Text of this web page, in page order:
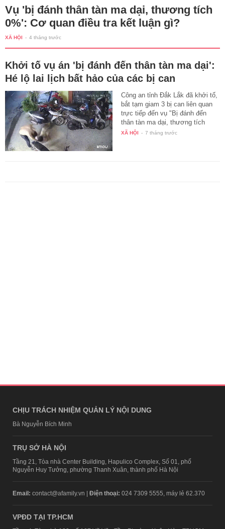
Vụ 'bị đánh thân tàn ma dại, thương tích
0%': Cơ quan điều tra kết luận gì?
XÃ HỘI - 4 tháng trước
Khởi tố vụ án 'bị đánh đến thân tàn ma dại':
Hé lộ lai lịch bất hảo của các bị can
Công an tỉnh Đắk Lắk đã khởi tố,
bắt tạm giam 3 bị can liên quan
trực tiếp đến vụ "Bị đánh đến
thân tàn ma dại, thương tích
0%"…
XÃ HỘI - 7 tháng trước
CHỊU TRÁCH NHIỆM QUẢN LÝ NỘI DUNG
Bà Nguyễn Bích Minh
TRỤ SỞ HÀ NỘI
Tầng 21, Tòa nhà Center Building, Hapulico Complex, Số 01, phố
Nguyễn Huy Tưởng, phường Thanh Xuân, thành phố Hà Nội
Email: contact@afamily.vn | Điện thoại: 024 7309 5555, máy lẻ 62.370
VPĐD TẠI TP.HCM